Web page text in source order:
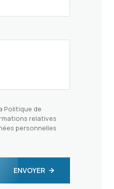
Politique de
relatives
personnelles
ENVOYER